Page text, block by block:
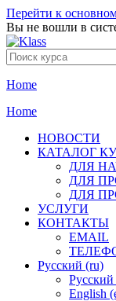
Перейти к
Вы не вошли в
Home
Home
НОВОСТИ
КАТАЛОГ
ДЛЯ
ДЛЯ
ДЛЯ
УСЛУГИ
КОНТАКТЫ
EMAIL
Русский ‎(ru)‎
English